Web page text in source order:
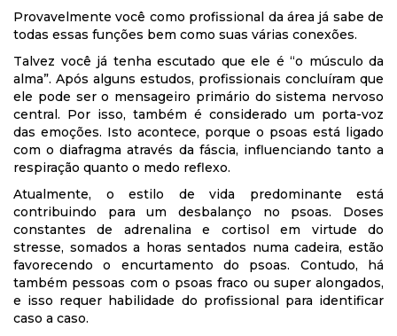
Provavelmente você como profissional da área já sabe de
todas essas funções bem como suas várias conexões.
Talvez você já tenha escutado que ele é “o músculo da
alma”. Após alguns estudos, profissionais concluíram que
ele pode ser o mensageiro primário do sistema nervoso
central. Por isso, também é considerado um porta-voz
das emoções. Isto acontece, porque o psoas está ligado
com o diafragma através da fáscia, influenciando tanto a
respiração quanto o medo reflexo.
Atualmente, o estilo de vida predominante está
contribuindo para um desbalanço no psoas. Doses
constantes de adrenalina e cortisol em virtude do
stresse, somados a horas sentados numa cadeira, estão
favorecendo o encurtamento do psoas. Contudo, há
também pessoas com o psoas fraco ou super alongados,
e isso requer habilidade do profissional para identificar
caso a caso.